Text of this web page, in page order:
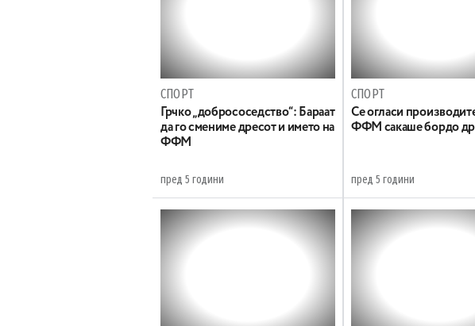
СПОРТ
Грчко „добрососедство“: Бараат
да го смениме дресот и името на
ФФМ
пред 5 години
СПОРТ
Се огласи
ФФМ сакаше бордо
пред 5 години